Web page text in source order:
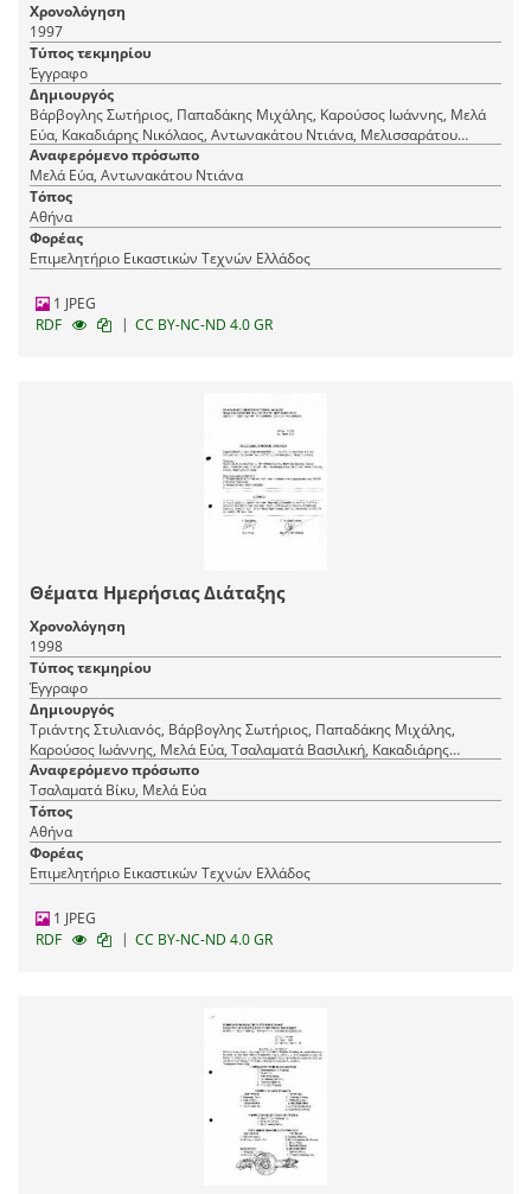
Χρονολόγηση
1997
Τύπος τεκμηρίου
Έγγραφο
Δημιουργός
Βάρβογλης Σωτήριος, Παπαδάκης Μιχάλης, Καρούσος Ιωάννης, Μελά
Εύα, Κακαδιάρης Νικόλαος, Αντωνακάτου Ντιάνα, Μελισσαράτου
Ευαγγελία, Ρόθος Κωνσταντίνος
Αναφερόμενο πρόσωπο
Μελά Εύα, Αντωνακάτου Ντιάνα
Τόπος
Αθήνα
Φορέας
Επιμελητήριο Εικαστικών Τεχνών Ελλάδος
1 JPEG
RDF
| CC BY-NC-ND 4.0 GR
Θέματα Ημερήσιας Διάταξης
Χρονολόγηση
1998
Τύπος τεκμηρίου
Έγγραφο
Δημιουργός
Τριάντης Στυλιανός, Βάρβογλης Σωτήριος, Παπαδάκης Μιχάλης,
Καρούσος Ιωάννης, Μελά Εύα, Τσαλαματά Βασιλική, Κακαδιάρης
Νικόλαος, Φραντζής Μιχάλης, Μενδρινού ΄Αννα, Ρόθος
Κωνσταντίνος, Σοφρά-Μαλλιάρου Βασιλική
Αναφερόμενο πρόσωπο
Τσαλαματά Βίκυ, Μελά Εύα
Τόπος
Αθήνα
Φορέας
Επιμελητήριο Εικαστικών Τεχνών Ελλάδος
1 JPEG
RDF
| CC BY-NC-ND 4.0 GR